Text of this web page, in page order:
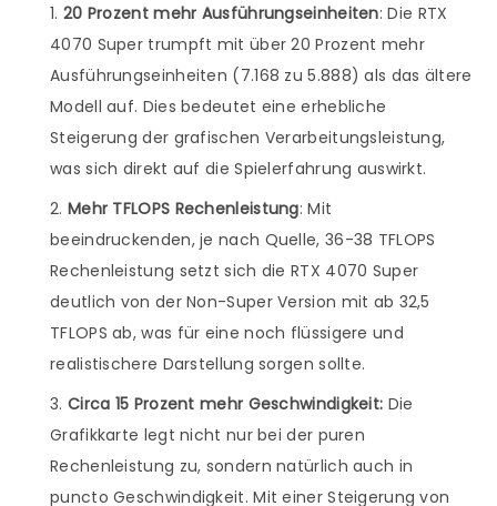
20 Prozent mehr Ausführungseinheiten: Die RTX
4070 Super trumpft mit über 20 Prozent mehr
Ausführungseinheiten (7.168 zu 5.888) als das ältere
Modell auf. Dies bedeutet eine erhebliche
Steigerung der grafischen Verarbeitungsleistung,
was sich direkt auf die Spielerfahrung auswirkt.
Mehr TFLOPS Rechenleistung: Mit
beeindruckenden, je nach Quelle, 36-38 TFLOPS
Rechenleistung setzt sich die RTX 4070 Super
deutlich von der Non-Super Version mit ab 32,5
TFLOPS ab, was für eine noch flüssigere und
realistischere Darstellung sorgen sollte.
Circa 15 Prozent mehr Geschwindigkeit: Die
Grafikkarte legt nicht nur bei der puren
Rechenleistung zu, sondern natürlich auch in
puncto Geschwindigkeit. Mit einer Steigerung von